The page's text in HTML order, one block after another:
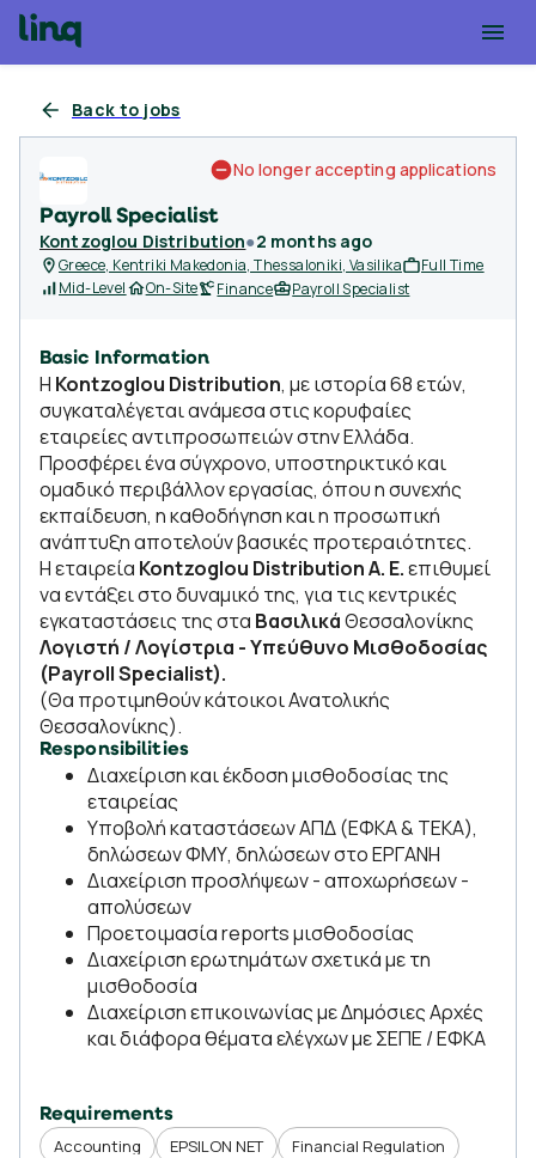
Back to jobs
Payroll Specialist
Kontzoglou Distribution●2 months ago
No longer accepting applications
Greece, Kentriki Makedonia, Thessaloniki, Vasilika
Full Time
Mid-Level
On-Site Finance Payroll Specialist
Basic Information
Η Kontzoglou Distribution, με ιστορία 68 ετών,
συγκαταλέγεται ανάμεσα στις κορυφαίες
εταιρείες αντιπροσωπειών στην Ελλάδα.
Προσφέρει ένα σύγχρονο, υποστηρικτικό και
ομαδικό περιβάλλον εργασίας, όπου η συνεχής
εκπαίδευση, η καθοδήγηση και η προσωπική
ανάπτυξη αποτελούν βασικές προτεραιότητες.
Η εταιρεία Kontzoglou DistributionΑ. Ε.επιθυμεί
να εντάξει στο δυναμικό της, για τις κεντρικές
εγκαταστάσεις της στα ΒασιλικάΘεσσαλονίκης
Λογιστή / Λογίστρια - Υπεύθυνο Μισθοδοσίας
(Payroll Specialist).
(Θα προτιμηθούν κάτοικοι Ανατολικής
Θεσσαλονίκης).
Responsibilities
Διαχείριση και έκδοση μισθοδοσίας της
εταιρείας
Υποβολή καταστάσεων ΑΠΔ (ΕΦΚΑ & ΤΕΚΑ),
δηλώσεων ΦΜΥ, δηλώσεων στο ΕΡΓΑΝΗ
Διαχείριση προσλήψεων - αποχωρήσεων -
απολύσεων
Προετοιμασία reports μισθοδοσίας
Διαχείριση ερωτημάτων σχετικά με τη
μισθοδοσία
Διαχείριση επικοινωνίας με Δημόσιες Αρχές
και διάφορα θέματα ελέγχων με ΣΕΠΕ / ΕΦΚΑ
Requirements
Accounting EPSILON NET
Financial Regulation